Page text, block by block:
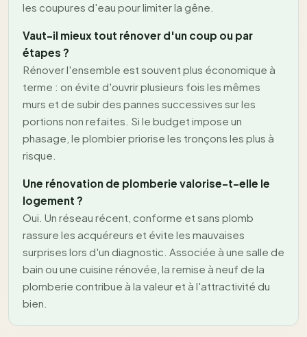
les coupures d'eau pour limiter la gêne.
Vaut-il mieux tout rénover d'un coup ou par
étapes ?
Rénover l'ensemble est souvent plus économique à
terme : on évite d'ouvrir plusieurs fois les mêmes
murs et de subir des pannes successives sur les
portions non refaites. Si le budget impose un
phasage, le plombier priorise les tronçons les plus à
risque.
Une rénovation de plomberie valorise-t-elle le
logement ?
Oui. Un réseau récent, conforme et sans plomb
rassure les acquéreurs et évite les mauvaises
surprises lors d'un diagnostic. Associée à une salle de
bain ou une cuisine rénovée, la remise à neuf de la
plomberie contribue à la valeur et à l'attractivité du
bien.